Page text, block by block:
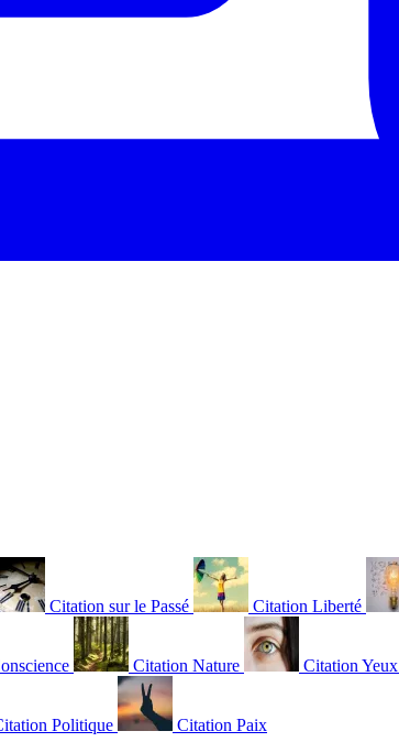
Citation sur le Passé Citation Liberté
Citation Nature Citation Yeux
Politique Citation Paix